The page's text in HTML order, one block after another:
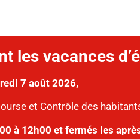
les vacances
7 août 2026,
et Contrôle des
à 12h00 et fermés les